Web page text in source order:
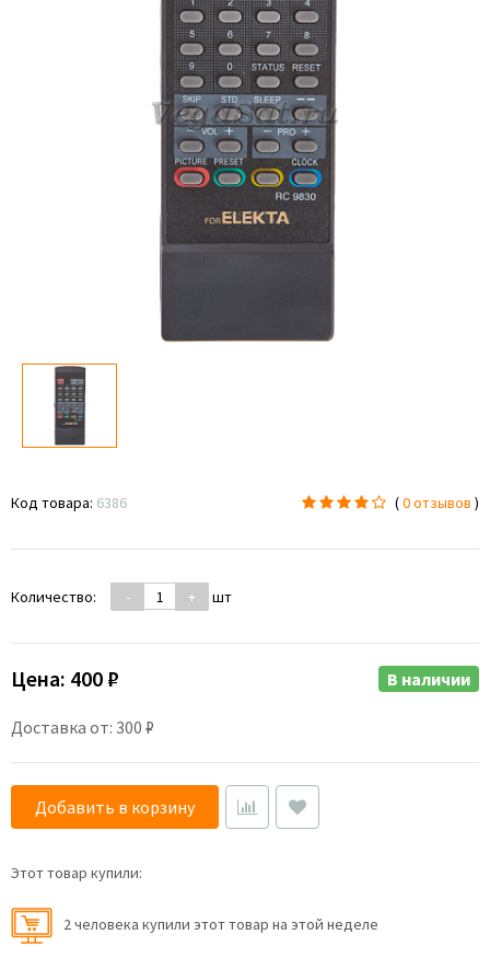
Код товара: 6386 (0 отзывов )
Количество: - + шт
Цена: 400 ₽
Доставка от: 300 ₽
В наличии
Добавить в корзину
Этот товар купили:
2 человекa купили этот товар на этой неделе